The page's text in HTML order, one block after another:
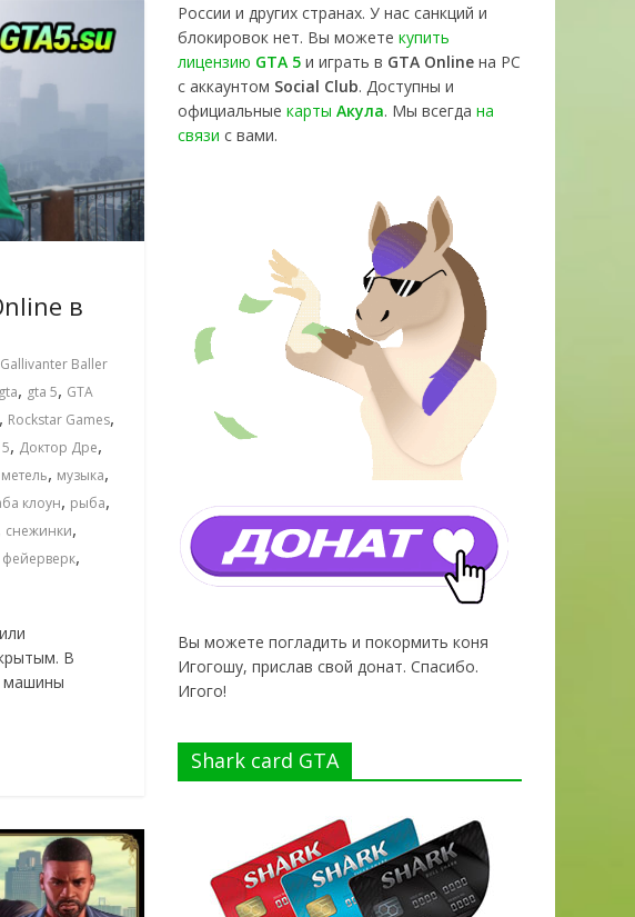
в
Gallivanter Baller
gta, gta 5, GTA
, Rockstar Games,
, Доктор Дре,
метель, музыка,
клоун, рыба,
снежинки,
фейерверк,
В
машины
России и других странах. У нас санкций и
блокировок нет. Вы можете купить
лицензию GTA 5 и играть в GTA Online на PC
с аккаунтом Social Club. Доступны и
официальные карты Акула. Мы всегда на
связи с вами.
Вы можете погладить и покормить коня
Игогошу, прислав свой донат. Спасибо.
Игого!
Shark card GTA